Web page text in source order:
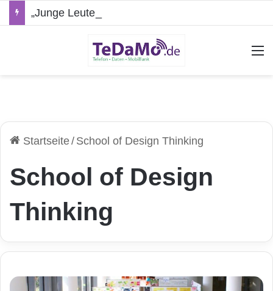
Startseite/ School of Design Thinking
School of Design
Thinking